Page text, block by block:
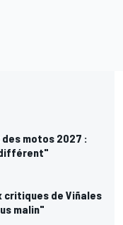
motos 2027 :
critiques de Viñales
malin"